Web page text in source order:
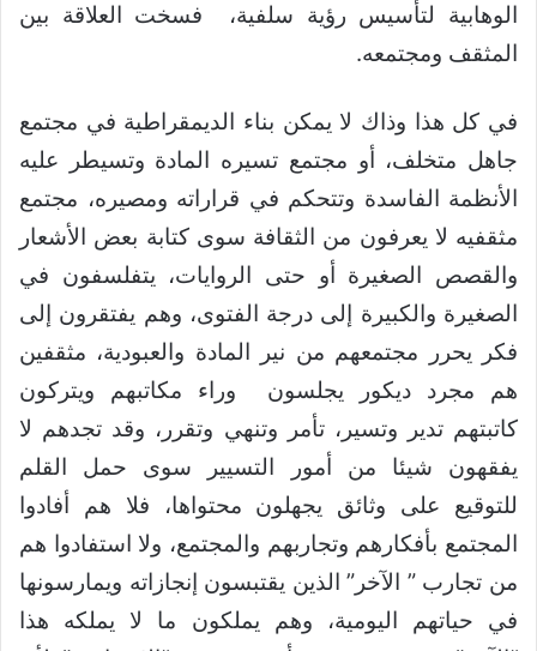
الوهابية لتأسيس رؤية سلفية، فسخت العلاقة بين
المثقف ومجتمعه.
في كل هذا وذاك لا يمكن بناء الديمقراطية في مجتمع
جاهل متخلف، أو مجتمع تسيره المادة وتسيطر عليه
الأنظمة الفاسدة وتتحكم في قراراته ومصيره، مجتمع
مثقفيه لا يعرفون من الثقافة سوى كتابة بعض الأشعار
والقصص الصغيرة أو حتى الروايات، يتفلسفون في
الصغيرة والكبيرة إلى درجة الفتوى، وهم يفتقرون إلى
فكر يحرر مجتمعهم من نير المادة والعبودية، مثقفين
هم مجرد ديكور يجلسون وراء مكاتبهم ويتركون
كاتبتهم تدير وتسير، تأمر وتنهي وتقرر، وقد تجدهم لا
يفقهون شيئا من أمور التسيير سوى حمل القلم
للتوقيع على وثائق يجهلون محتواها، فلا هم أفادوا
المجتمع بأفكارهم وتجاربهم والمجتمع، ولا استفادوا هم
من تجارب ” الآخر” الذين يقتبسون إنجازاته ويمارسونها
في حياتهم اليومية، وهم يملكون ما لا يملكه هذا